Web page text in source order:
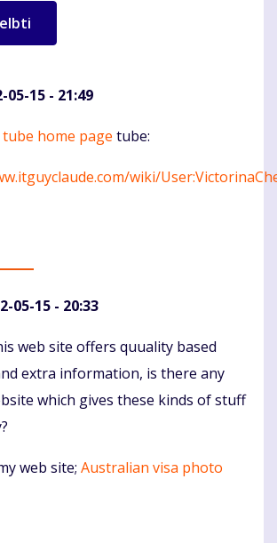
05-15 - 21:49
tube home page tube:
wiki/
05-15 - 20:33
web site offers quuality based
extra information, is there any
which gives these kinds of stuff
web site; Australian visa photo